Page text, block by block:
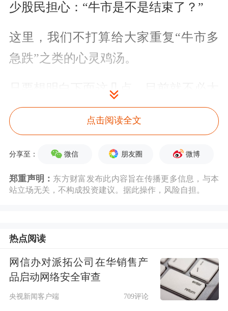
少股民担心：“牛市是不是结束了？”
这里，我们不打算给大家重复“牛市多
急跌”之类的心灵鸡汤。
只要想明白下面这几点，目前就不必太
焦虑：
一是，日线级别的调整固然有些惊人，
但周线、月线级别的趋势仍然健康。
二是，本周主要股指（或者说大盘）以
五已有率先修复迹象。
如下面几张图所示，全A平均股价本周
仅微跌0.04%，在高位收出一颗略微缩
量的十字星。
点击阅读全文
分享至： 微信 朋友圈 微博
郑重声明： 东方财富发布此内容旨在传播更多信息，与本
站立场无关，不构成投资建议。据此操作，风险自担。
热点阅读
网信办对派拓公司在华销售产
品启动网络安全审查
央视新闻客户端 709评论